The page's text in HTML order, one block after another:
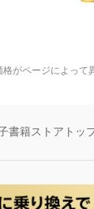
がページによっ
書籍ストアトッ